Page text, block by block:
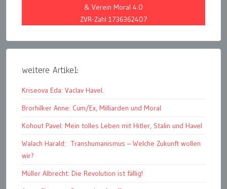
& Verein Moral 4.0
ZVR-Zahl 1736362407
weitere Artikel:
Kriseova Eda: Vaclav Havel.
Brorhilker Anne: Cum/Ex, Milliarden und Moral
Kohout Pavel: Mein tolles Leben mit Hitler, Stalin und Havel
Walach Harald: Transhumanismus – Welche Zukunft wollen
wir?
Müller Albrecht: Die Revolution ist fällig!